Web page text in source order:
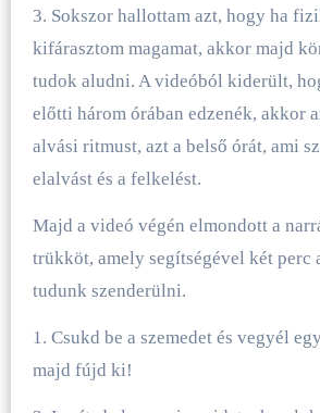
3. Sokszor hallottam azt, hogy ha
kifárasztom magamat, akkor majd
tudok aludni. A videóból kiderült,
előtti három órában edzenék, akkor
alvási ritmust, azt a belső órát, ami
elalvást és a felkelést.
Majd a videó végén elmondott a
trükköt, amely segítségével két perc
tudunk szenderülni.
1. Csukd be a szemedet és vegyél
majd fújd ki!